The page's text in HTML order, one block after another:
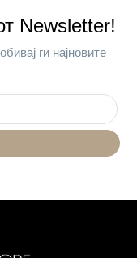
Newsletter!
ги најновите